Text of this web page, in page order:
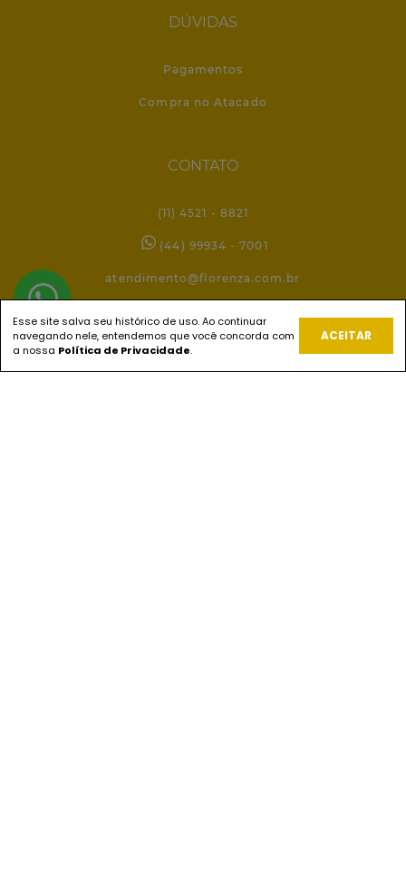
DÚVIDAS
Pagamentos
Compra no Atacado
CONTATO
(11) 4521 - 8821
(44) 99934 - 7001
atendimento@florenza.com.br
REDES SOCIAIS
Esse site salva seu histórico de uso. Ao continuar
navegando nele, entendemos que você concorda com
a nossa Política de Privacidade.
ACEITAR